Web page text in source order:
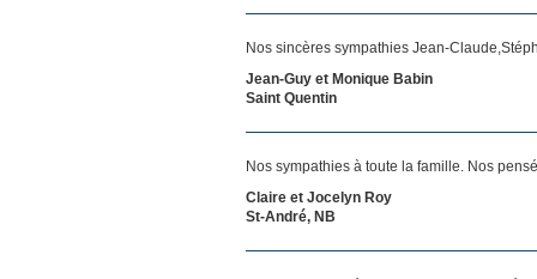
Nos sincères sympathies Jean-
Jean-Guy et Monique Babin
Saint Quentin
Nos sympathies à toute la famille. Nos
Claire et Jocelyn Roy
St-André, NB